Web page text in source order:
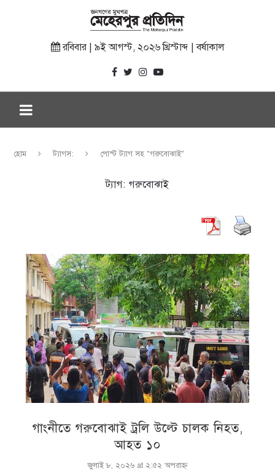
রবিবার | ৯ই আগস্ট, ২০২৬ খ্রিস্টাব্দ | বর্ষাকাল
হোম ট্যাগস: পোস্ট ট্যাগ সহ "গরুবোঝাই"
ট্যাগ: গরুবোঝাই
গাংনীতে গরুবোঝাই ট্রলি উল্টে চালক নিহত,
আহত ১০
জুলাই ৮, ২০২৬ at ২:৫২ অপরাহ্ণ